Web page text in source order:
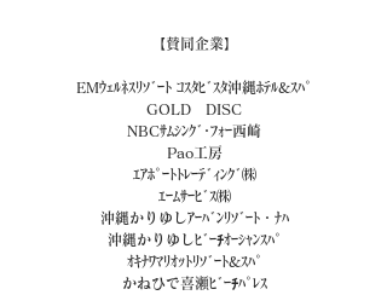
【賛同企業】
EMｳｪﾙﾈｽﾘｿﾞｰﾄ ｺｽﾀﾋﾞｽﾀ沖縄ﾎﾃﾙ&ｽﾊﾟ
GOLD　DISC
NBCｻﾑｼﾝｸﾞ･ﾌｫｰ西崎
Pao工房
ｴｱﾎﾟｰﾄﾄﾚｰﾃﾞｨﾝｸﾞ㈱
ｴｰﾑｻｰﾋﾞｽ㈱
沖縄かりゆしｱｰﾊﾞﾝﾘｿﾞｰﾄ・ﾅﾊ
沖縄かりゆしﾋﾞｰﾁｵｰｼｬﾝｽﾊﾟ
ｵｷﾅﾜﾏﾘｵｯﾄﾘｿﾞｰﾄ&ｽﾊﾟ
かねひで喜瀬ﾋﾞｰﾁﾊﾟﾚｽ